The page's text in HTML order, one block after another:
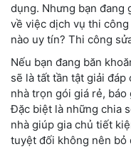
dụng. Nhưng bạn đang
về việc dịch vụ thi công
nào uy tín? Thi công
Nếu bạn đang băn
sẽ là tất tần tật giải
nhà trọn gói giá rẻ, báo
Đặc biệt là những chia
nhà giúp gia chủ tiết
tuyệt đối không nên bỏ